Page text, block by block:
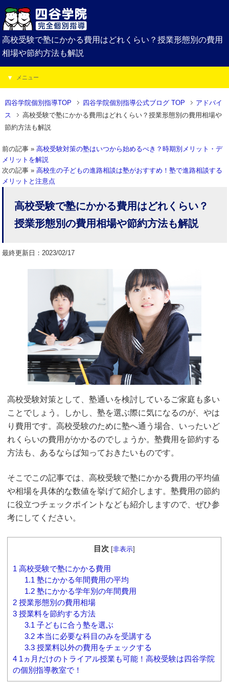
高校受験で塾にかかる費用はどれくらい？授業形態別の費用
相場や節約方法も解説
メニュー
四谷学院個別指導TOP 四谷学院個別指導公式ブログ TOP
アドバイ
ス
高校受験で塾にかかる費用はどれくらい？授業形態別の費用相場や
節約方法も解説
前の記事 »高校受験対策の塾はいつから始めるべき？時期別メリット・デ
メリットを解説
次の記事 »高校生の子どもの進路相談は塾がおすすめ！塾で進路相談する
メリットと注意点
高校受験で塾にかかる費用はどれくらい？
授業形態別の費用相場や節約方法も解説
最終更新日：2023/02/17
高校受験対策として、塾通いを検討しているご家庭も多い
ことでしょう。しかし、塾を選ぶ際に気になるのが、やは
り費用です。高校受験のために塾へ通う場合、いったいど
れくらいの費用がかかるのでしょうか。塾費用を節約する
方法も、あるならば知っておきたいものです。
そこでこの記事では、高校受験で塾にかかる費用の平均値
や相場を具体的な数値を挙げて紹介します。塾費用の節約
に役立つチェックポイントなども紹介しますので、ぜひ参
考にしてください。
目次 [非表示]
1 高校受験で塾にかかる費用
1.1 塾にかかる年間費用の平均
1.2塾にかかる学年別の年間費用
2 授業形態別の費用相場
3 授業料を節約する方法
3.1 子どもに合う塾を選ぶ
3.2本当に必要な科目のみを受講する
3.3授業料以外の費用をチェックする
4 1ヵ月だけのトライアル授業も可能！高校受験は四谷学院
の個別指導教室で！